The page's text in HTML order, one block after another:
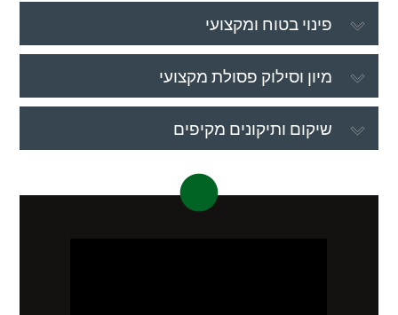
פינוי בטוח ומקצועי
מיון וסילוק פסולת מקצועי
שיקום ותיקונים מקיפים